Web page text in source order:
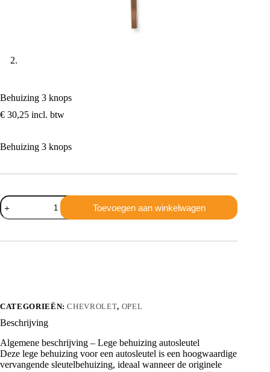
Behuizing 3 knops
€ 30,25 incl. btw
Behuizing 3 knops
Behuizing
3
knops
Toevoegen aan winkelwagen
CATEGORIEËN:CHEVROLET, OPEL
Beschrijving
Algemene beschrijving – Lege behuizing autosleutel
Deze lege behuizing voor een autosleutel is een hoogwaardige
vervangende sleutelbehuizing, ideaal wanneer de originele